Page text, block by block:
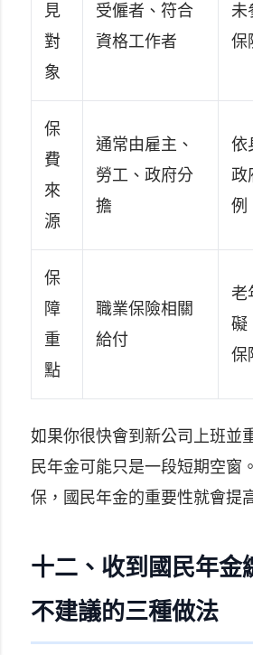
見
對
象
受僱者、符合
資格工作者
未
保
保
費
來
源
通常由雇主、
勞工、政府分
擔
依
政
例
保
障
重
點
職業保險相關
給付
老
礙
保
如果你很快會到新公司上班並
民年金可能只是一段短期空窗
保，國民年金的重要性就會提
十二、收到國民年金
不建議的三種做法